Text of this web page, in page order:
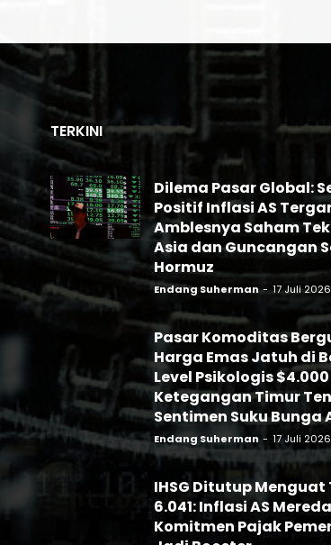
TERKINI
Dilema Pasar Global:
Positif Inflasi AS
Amblesnya Saham
Asia dan Guncangan
Hormuz
Endang Suherman - 17 Juli 2026
Pasar Komoditas
Harga Emas Jatuh di
Level Psikologis
Ketegangan Timur
Sentimen Suku Bunga
Endang Suherman - 17 Juli 2026
IHSG Ditutup Menguat
6.041: Inflasi AS
Komitmen Pajak